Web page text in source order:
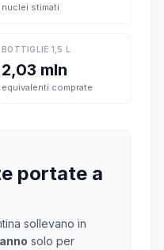
nuclei stimati
BOTTIGLIE 1,5 L
2,03 mln
equivalenti comprate
portate a
sollevano in
solo per